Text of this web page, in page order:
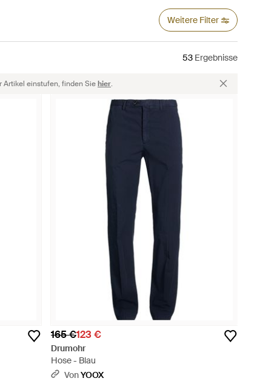
Weitere Filter
53 Ergebnisse
Artikel einstufen, finden Siehier.
165 €123 €
Drumohr
Hose - Blau
VonYOOX